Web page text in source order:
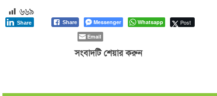
৬৬৯
Share Messenger Whatsapp Post
Share
Email
সংবাদটি শেয়ার করুন